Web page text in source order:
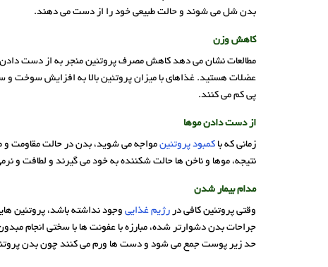
بدن شل می شوند و حالت طبیعی خود را از دست می دهند.
کاهش وزن
مطالعات نشان می دهد کاهش مصرف پروتئین منجر به از دست
عضلات هستید. غذاهای با میزان پروتئین بالا به افزایش سوخت
پی کم می کنند.
از دست دادن موها
زمانی که با کمبود پروتئین مواجه می ‌شوید، بدن در حالت مقاومت و
نتیجه، موها و ناخن ‌ها حالت شکننده به خود می ‌گیرند و لطافت و
مدام بیمار شدن
وقتی پروتئین کافی در رژیم غذایی وجود نداشته باشد، پروتئین‌
جراحات بدن دشوارتر شده، مبارزه با عفونت‌ ها با سختی انجام
حد زیر پوست جمع می شود و دست ها ورم می کنند چون بدن